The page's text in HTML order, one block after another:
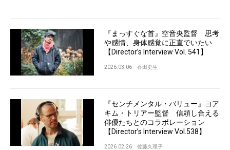
『まっすぐな首』空音央監督 思考
や感情、身体感覚に正直でいたい
【Director’s Interview Vol. 541】
2026.03.06 香田史生
『センチメンタル・バリュー』ヨア
キム・トリアー監督 信頼し合える
俳優たちとのコラボレーション
【Director’s Interview Vol.538】
2026.02.26 佐藤久理子